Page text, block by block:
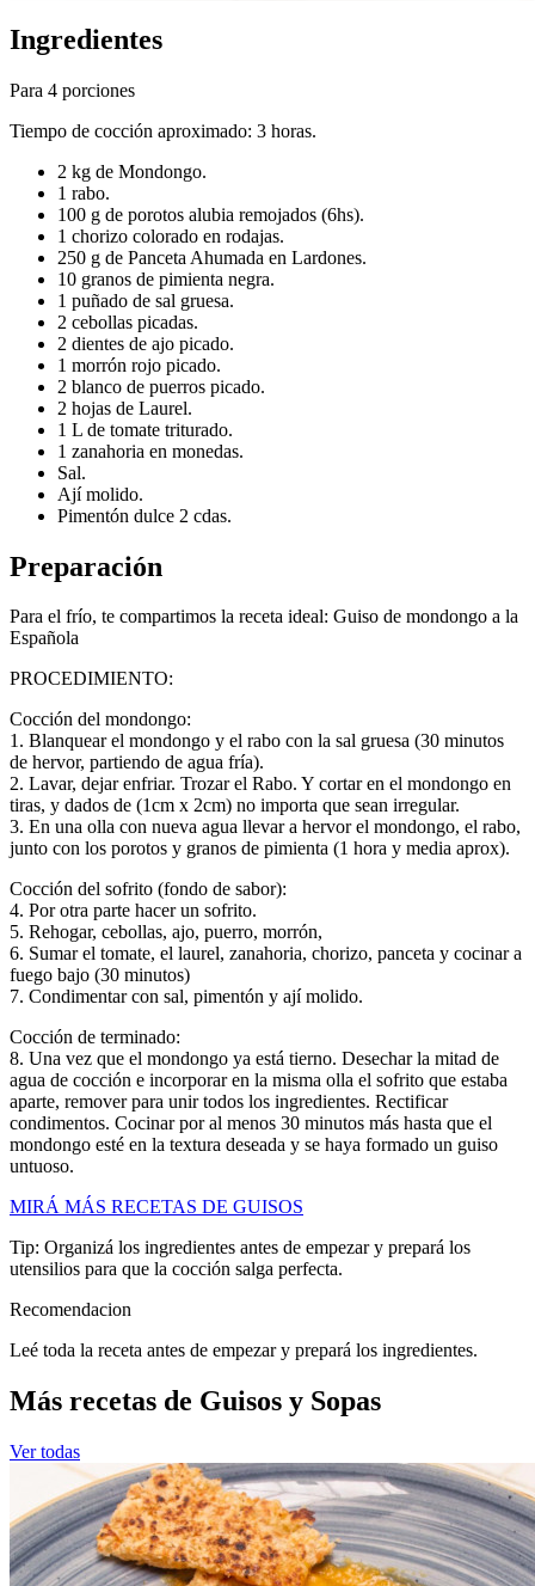
Ingredientes
Para 4 porciones
Tiempo de cocción aproximado: 3 horas.
2 kg de Mondongo.
1 rabo.
100 g de porotos alubia remojados (6hs).
1 chorizo colorado en rodajas.
250 g de Panceta Ahumada en Lardones.
10 granos de pimienta negra.
1 puñado de sal gruesa.
2 cebollas picadas.
2 dientes de ajo picado.
1 morrón rojo picado.
2 blanco de puerros picado.
2 hojas de Laurel.
1 L de tomate triturado.
1 zanahoria en monedas.
Sal.
Ají molido.
Pimentón dulce 2 cdas.
Preparación
Para el frío, te compartimos la receta ideal: Guiso de mondongo a la
Española
PROCEDIMIENTO:
Cocción del mondongo:
1. Blanquear el mondongo y el rabo con la sal gruesa (30 minutos
de hervor, partiendo de agua fría).
2. Lavar, dejar enfriar. Trozar el Rabo. Y cortar en el mondongo en
tiras, y dados de (1cm x 2cm) no importa que sean irregular.
3. En una olla con nueva agua llevar a hervor el mondongo, el rabo,
junto con los porotos y granos de pimienta (1 hora y media aprox).
Cocción del sofrito (fondo de sabor):
4. Por otra parte hacer un sofrito.
5. Rehogar, cebollas, ajo, puerro, morrón,
6. Sumar el tomate, el laurel, zanahoria, chorizo, panceta y cocinar a
fuego bajo (30 minutos)
7. Condimentar con sal, pimentón y ají molido.
Cocción de terminado:
8. Una vez que el mondongo ya está tierno. Desechar la mitad de
agua de cocción e incorporar en la misma olla el sofrito que estaba
aparte, remover para unir todos los ingredientes. Rectificar
condimentos. Cocinar por al menos 30 minutos más hasta que el
mondongo esté en la textura deseada y se haya formado un guiso
untuoso.
MIRÁ MÁS RECETAS DE GUISOS
Tip: Organizá los ingredientes antes de empezar y prepará los
utensilios para que la cocción salga perfecta.
Recomendacion
Leé toda la receta antes de empezar y prepará los ingredientes.
Más recetas de Guisos y Sopas
Ver todas